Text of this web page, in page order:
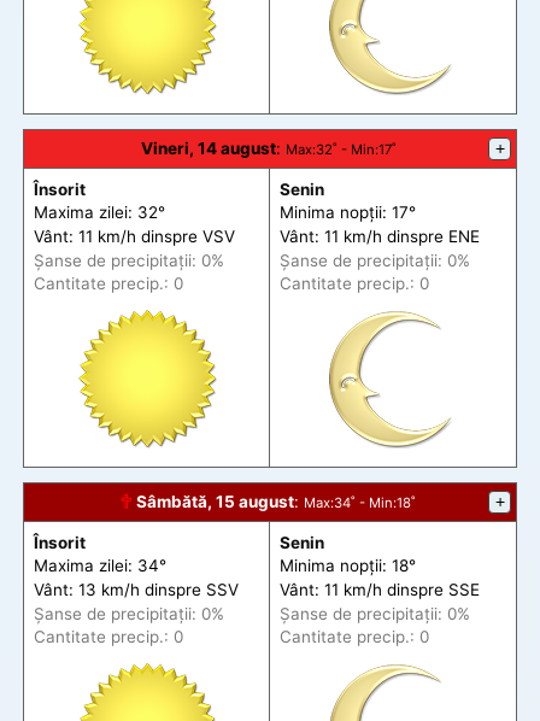
Vineri, 14 august: Max:32˚ - Min:17˚ +
Însorit
Maxima zilei: 32°
Vânt: 11 km/h dinspre VSV
Șanse de precipitații: 0%
Cantitate precip.: 0
Senin
Minima nopții: 17°
Vânt: 11 km/h dinspre ENE
Șanse de precipitații: 0%
Cantitate precip.: 0
🕆 Sâmbătă, 15 august: Max:34˚ - Min:18˚ +
Însorit
Maxima zilei: 34°
Vânt: 13 km/h dinspre SSV
Șanse de precipitații: 0%
Cantitate precip.: 0
Senin
Minima nopții: 18°
Vânt: 11 km/h dinspre SSE
Șanse de precipitații: 0%
Cantitate precip.: 0